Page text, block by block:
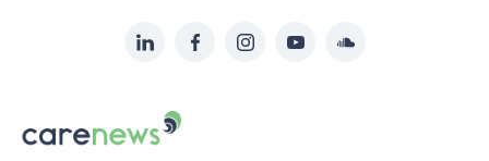
sur:
LinkedInFacebookInstagramYouTubeSoundcloud
Le